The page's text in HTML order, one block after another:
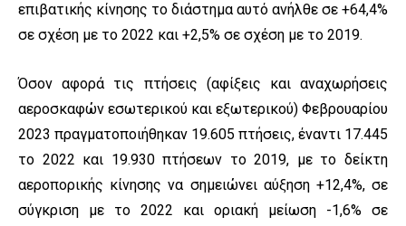
επιβατικής κίνησης το διάστημα αυτό ανήλθε σε +64,4%
σε σχέση με το 2022 και +2,5% σε σχέση με το 2019.
Όσον αφορά τις πτήσεις (αφίξεις και αναχωρήσεις
αεροσκαφών εσωτερικού και εξωτερικού) Φεβρουαρίου
2023 πραγματοποιήθηκαν 19.605 πτήσεις, έναντι 17.445
το 2022 και 19.930 πτήσεων το 2019, με το δείκτη
αεροπορικής κίνησης να σημειώνει αύξηση +12,4%, σε
σύγκριση με το 2022 και οριακή μείωση -1,6% σε